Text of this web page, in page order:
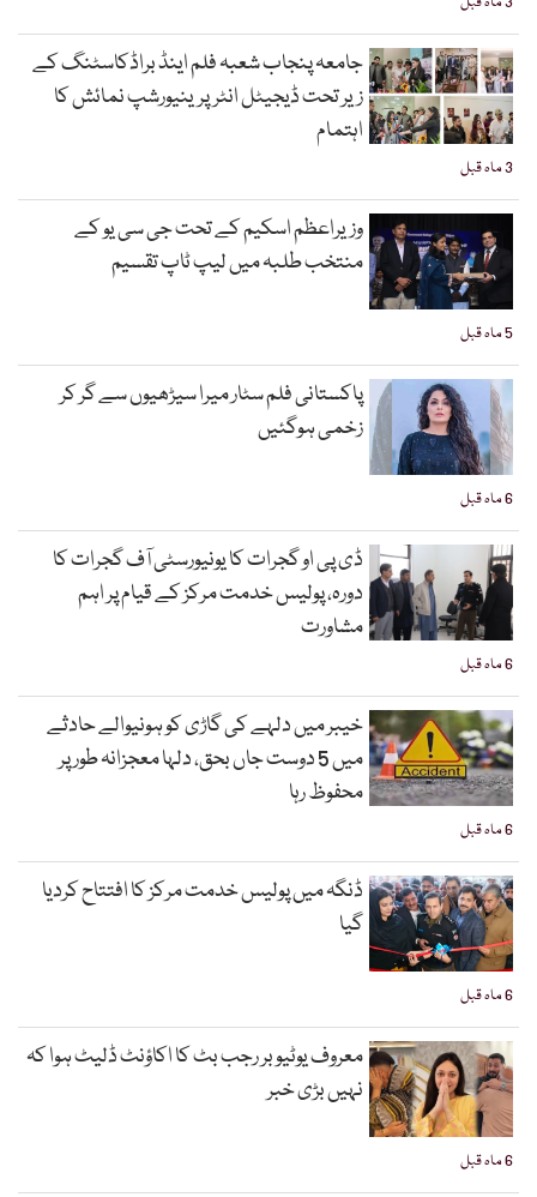
3 ماہ قبل
جامعہ پنجاب شعبہ فلم اینڈ براڈکاسٹنگ کے
زیر تحت ڈیجیٹل انٹرپرینیورشپ نمائش کا
اہتمام
5 ماہ قبل
وزیراعظم اسکیم کے تحت جی سی یو کے
منتخب طلبہ میں لیپ ٹاپ تقسیم
6 ماہ قبل
پاکستانی فلم سٹار میرا سیڑھیوں سے گر کر
زخمی ہوگئیں
6 ماہ قبل
ڈی پی او گجرات کا یونیورسٹی آف گجرات کا
دورہ، پولیس خدمت مرکز کے قیام پر اہم
مشاورت
6 ماہ قبل
خیبر میں دلہے کی گاڑی کو ہونیوالے حادثے
میں 5 دوست جاں بحق، دلہا معجزانہ طور پر
محفوظ رہا
6 ماہ قبل
ڈنگہ میں پولیس خدمت مرکز کا افتتاح کردیا
گیا
6 ماہ قبل
معروف یوٹیوبر رجب بٹ کا اکاؤنٹ ڈلیٹ ہوا کہ
نہیں بڑی خبر